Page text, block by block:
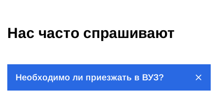
Нас часто спрашивают
Необходимо ли приезжать в ВУЗ?